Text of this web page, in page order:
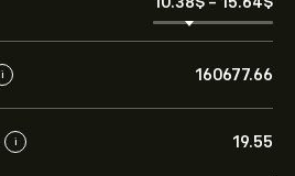
i 160677.66
i 19.55